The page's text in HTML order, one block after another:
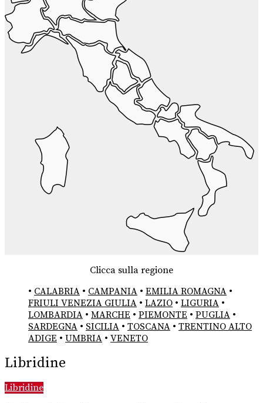
Clicca sulla regione
• CALABRIA • CAMPANIA • EMILIA ROMAGNA •
FRIULI VENEZIA GIULIA • LAZIO • LIGURIA •
LOMBARDIA • MARCHE • PIEMONTE • PUGLIA •
SARDEGNA • SICILIA • TOSCANA • TRENTINO ALTO
ADIGE • UMBRIA • VENETO
Libridine
Libridine